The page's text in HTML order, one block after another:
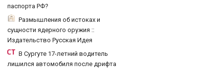
паспорта РФ?
Размышления об истоках и
сущности ядерного оружия ::
Издательство Русская Идея
В Сургуте 17-летний водитель
лишился автомобиля после дрифта